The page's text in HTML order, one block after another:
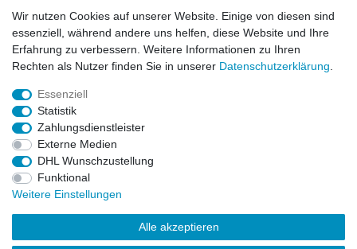
© Copyright 2026 | Alle Rechte vorbehalten. HL-
Handelsgesellschaft mbH.
Alle Markennamen, Warenzeichen sowie sämtliche Produktbilder
und Beschreibungen sind Eigentum Ihrer rechtmäßigen
Eigentümer und dienen hier nur der Beschreibung.
Preise nur für registrierte Händler, ansonsten zeigt der Shop 0,00
€
LEGO, das LEGO Logo, die Minifigur, DUPLO, LEGENDS OF
CHIMA, NINJAGO, BIONICLE, MINDSTORMS und MIXELS sind
Wir nutzen Cookies auf unserer Website. Einige von diesen sind
essenziell, während andere uns helfen, diese Website und Ihre
Erfahrung zu verbessern. Weitere Informationen zu Ihren
Rechten als Nutzer finden Sie in unserer Daten­schutz­erklärung
Essenziell
Statistik
Zahlungsdienstleister
Externe Medien
DHL Wunschzustellung
Funktional
Weitere Einstellungen
Alle akzeptieren